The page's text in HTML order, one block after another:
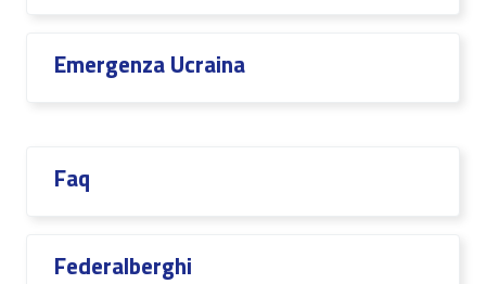
Emergenza Ucraina
Faq
Federalberghi